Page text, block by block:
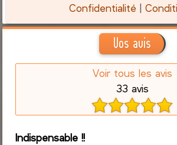
Confidentialité |
Vos avis
Voir tous les avis
33 avis
Indispensable !!